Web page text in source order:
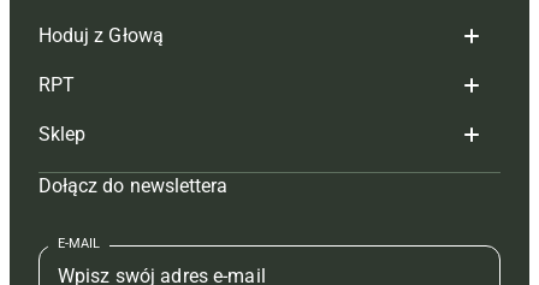
Redakcja
Reklama
Tagi
Mapa serwisu
Kontakt
Hoduj z Głową
Hoduj z głową bydło
Hoduj z głową świnie
Prenumerata
Redakcja
RPT
Redakcja
Prenumerata
Reklama
Sklep
Czasopisma i prenumerata
Książki
Dołącz do newslettera
E-MAIL